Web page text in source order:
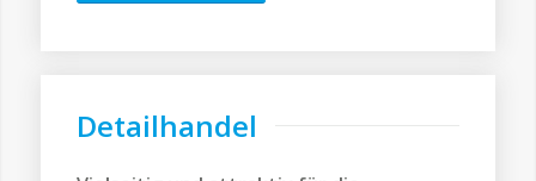
Detailhandel